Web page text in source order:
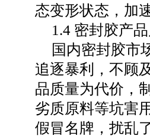
态变形状态，加
1.4 密封胶产
国内密封胶市
追逐暴利，不顾
品质量为代价，
劣质原料等坑害
假冒名牌，扰乱